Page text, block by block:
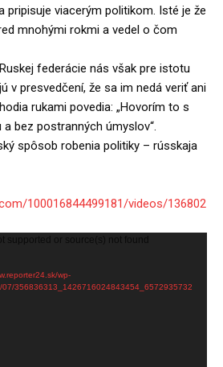
pripisuje viacerým politikom. Isté je že
mnohými rokmi a vedel o čom
federácie nás však pre istotu
v presvedčení, že sa im nedá veriť ani
rukami povedia: „Hovorím to s
bez postranných úmyslov“.
spôsob robenia politiky – rússkaja
100016844499181/videos/136802
supported or source(s) not found
wp-
356836313_1426716024843454_6572935732